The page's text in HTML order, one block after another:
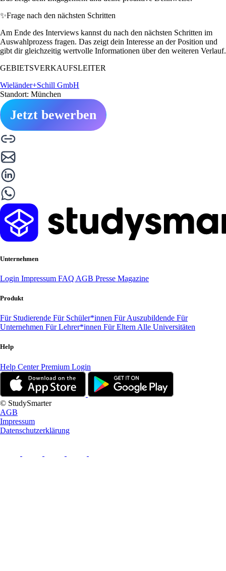
✨Frage nach den nächsten Schritten
Am Ende des Interviews kannst du nach den nächsten Schritten im
Auswahlprozess fragen. Das zeigt dein Interesse an der Position und
gibt dir gleichzeitig wertvolle Informationen über den weiteren Verlauf.
GEBIETSVERKAUFSLEITER
Wieländer+Schill GmbH
Standort: München
Jetzt bewerben
Unternehmen
Login Impressum FAQ AGB Presse Magazine
Produkt
Für Studierende Für Schüler*innen Für Auszubildende Für
Unternehmen Für Lehrer*innen Für Eltern Alle Universitäten
Help
Help CenterPremium Login
© StudySmarter
AGB
Impressum
Datenschutzerklärung